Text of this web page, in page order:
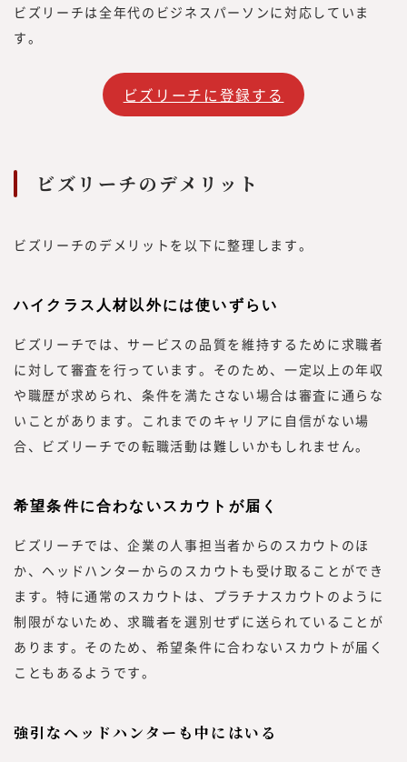
ビズリーチは全年代のビジネスパーソンに対応していま
す。
ビズリーチに登録する
ビズリーチのデメリット
ビズリーチのデメリットを以下に整理します。
ハイクラス人材以外には使いずらい
ビズリーチでは、サービスの品質を維持するために求職者
に対して審査を行っています。そのため、一定以上の年収
や職歴が求められ、条件を満たさない場合は審査に通らな
いことがあります。これまでのキャリアに自信がない場
合、ビズリーチでの転職活動は難しいかもしれません。
希望条件に合わないスカウトが届く
ビズリーチでは、企業の人事担当者からのスカウトのほ
か、ヘッドハンターからのスカウトも受け取ることができ
ます。特に通常のスカウトは、プラチナスカウトのように
制限がないため、求職者を選別せずに送られていることが
あります。そのため、希望条件に合わないスカウトが届く
こともあるようです。
強引なヘッドハンターも中にはいる